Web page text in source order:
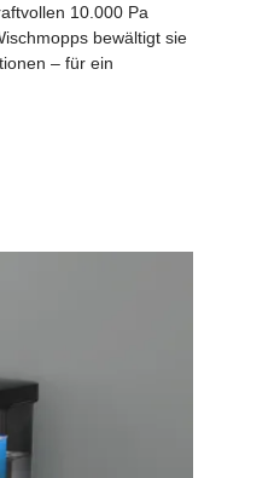
10.000 Pa
bewältigt sie
– für ein